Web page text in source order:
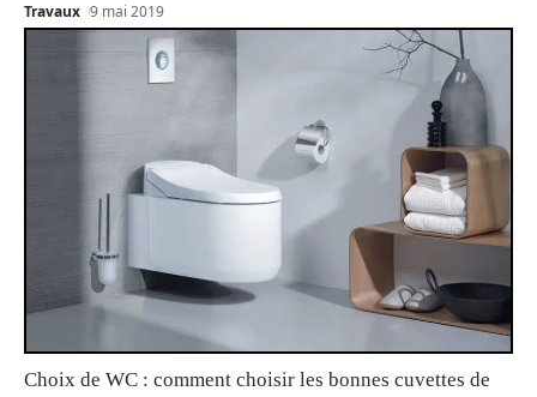
Travaux 9 mai 2019
Choix de WC : comment choisir les bonnes cuvettes de